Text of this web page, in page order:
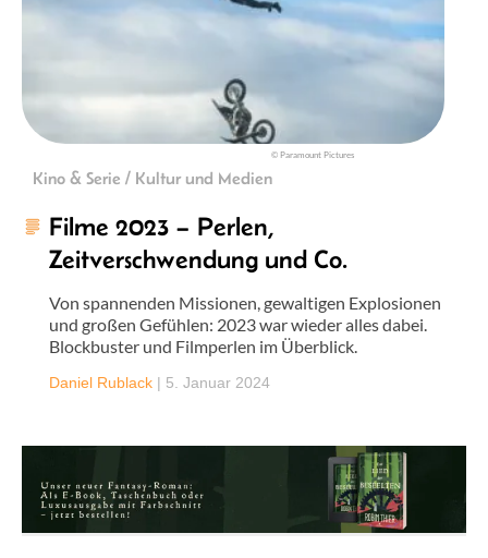
© Paramount Pictures
Kino & Serie / Kultur und Medien
Filme 2023 – Perlen,
Zeitverschwendung und Co.
Von spannenden Missionen, gewaltigen Explosionen
und großen Gefühlen: 2023 war wieder alles dabei.
Blockbuster und Filmperlen im Überblick.
Daniel Rublack | 5. Januar 2024